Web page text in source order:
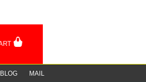
BLOG MAIL